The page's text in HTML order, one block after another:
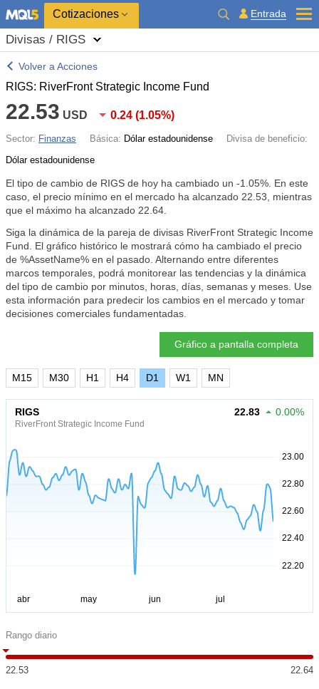
Cotizaciones Entrada
Divisas / RIGS
Volver a Acciones
RIGS: RiverFront Strategic Income Fund
22.53 USD 0.24 (1.05%)
Sector: Finanzas Básica: Dólar estadounidense
Divisa de beneficio:
Dólar estadounidense
El tipo de cambio de RIGS de hoy ha cambiado un -1.05% . En este
caso, el precio mínimo en el mercado ha alcanzado 22.53, mientras
que el máximo ha alcanzado 22.64.
Siga la dinámica de la pareja de divisas RiverFront Strategic Income
Fund. El gráfico histórico le mostrará cómo ha cambiado el precio
de %AssetName% en el pasado. Alternando entre diferentes
marcos temporales, podrá monitorear las tendencias y la dinámica
del tipo de cambio por minutos, horas, días, semanas y meses. Use
esta información para predecir los cambios en el mercado y tomar
decisiones comerciales fundamentadas.
Gráfico a pantalla completa
M15 M30 H1 H4 D1 W1 MN
RIGS
RiverFront Strategic Income Fund
22.83 0.00%
Rango diario
22.53 22.64